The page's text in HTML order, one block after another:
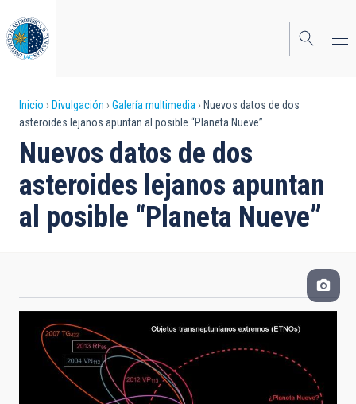
al
contenido
principal
Sobrescribir
enlaces
de
ayuda
a
Inicio Divulgación Galería multimedia
Nuevos datos de dos
asteroides lejanos apuntan al posible “Planeta Nueve”
Nuevos datos de dos
asteroides lejanos apuntan
al posible “Planeta Nueve”